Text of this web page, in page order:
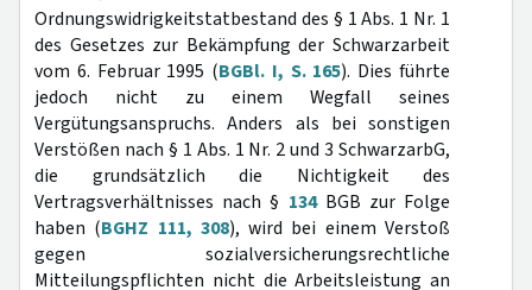
Ordnungswidrigkeitstatbestand des § 1 Abs. 1 Nr. 1
des Gesetzes zur Bekämpfung der Schwarzarbeit
vom 6. Februar 1995 (BGBl. I, S. 165). Dies führte
jedoch nicht zu einem Wegfall seines
Vergütungsanspruchs. Anders als bei sonstigen
Verstößen nach § 1 Abs. 1 Nr. 2 und 3 SchwarzarbG,
die grundsätzlich die Nichtigkeit des
Vertragsverhältnisses nach § 134BGB zur Folge
haben (BGHZ 111, 308), wird bei einem Verstoß
gegen sozialversicherungsrechtliche
Mitteilungspflichten nicht die Arbeitsleistung an